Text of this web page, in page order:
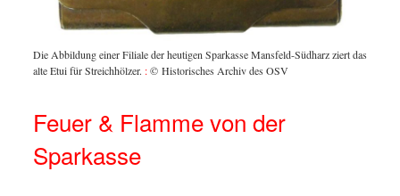
Die Abbildung einer Filiale der heutigen Sparkasse Mansfeld-Südharz ziert das
alte Etui für Streichhölzer. :© Historisches Archiv des OSV
Feuer & Flamme von der
Sparkasse